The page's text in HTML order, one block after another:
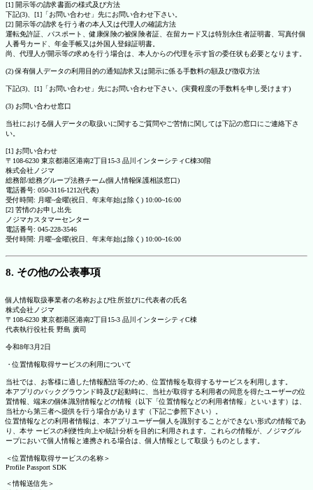
[1] 開示等の請求書面の様式及び方法
下記(3)、[1]「お問い合わせ」先にお問い合わせ下さい。
[2] 開示等の請求を行う者の本人又は代理人の確認方法
運転免許証、パスポート、健康保険の被保険者証、在留カード又は特別永住者証明書、写真付個
人番号カード、年金手帳又は外国人登録証明書。
尚、代理人が開示等の求めを行う場合は、本人からの代理を示す旨の委任状も必要となります。
(2) 保有個人データの利用目的の通知請求又は開示に係る手数料の額及び徴収方法
下記(3)、[1]「お問い合わせ」先にお問い合わせ下さい。(実費程度の手数料を申し受けます)
(3) お問い合わせ窓口
当社における個人データの取扱いに関するご質問やご苦情に関しては下記の窓口にご連絡下さ
い。
[1] お問い合わせ
〒108-6230 東京都港区港南2丁目15-3 品川インターシティC棟30階
株式会社ノジマ
総務部/総務グループ法務チーム(個人情報保護相談窓口)
電話番号: 050-3116-1212(代表)
受付時間: 月曜~金曜(祝日、年末年始は除く) 10:00~16:00
[2] 苦情のお申し出先
ノジマカスタマーセンター
電話番号: 045-228-3546
受付時間: 月曜~金曜(祝日、年末年始は除く) 10:00~16:00
8. その他の公表事項
個人情報取扱事業者の名称および住所並びに代表者の氏名
株式会社ノジマ
〒108-6230 東京都港区港南2丁目15-3 品川インターシティC棟
代表執行役社長 野島 廣司
令和8年3月2日
・位置情報取得サービスの利用について
当社では、お客様に適した情報配信等のため、位置情報を取得するサービスを利用します。
本アプリのバックグラウンド時及び起動時に、当社が取得する利用者の同意を得たユーザーの位
置情報、端末の個体識別情報などの情報（以下「位置情報などの利用者情報」といいます）は、
当社から第三者へ提供を行う場合があります（下記ご参照下さい）。
位置情報などの利用者情報は、本アプリユーザー個人を識別することができない形式の情報であ
り、本サ ービスの利便性向上や統計分析を目的に利用されます。これらの情報が、ノジマグル
ープにおいて個人情報と連携される場合は、個人情報として取扱うものとします。
＜位置情報取得サービスの名称＞
Profile Passport SDK
＜情報送信先＞